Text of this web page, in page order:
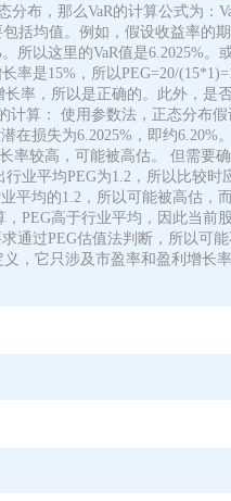
布，那么VaR的计算公式为：
括均值。例如，假设收益率的
所以这里的VaR值是6.2025%。
是15%，所以PEG=20/
率，所以是正确的。此外，是
算： 使用参数法，正态分布假
在损失为6.2025%，即约
率较高，可能被高估。 但需要
业平均PEG为1.2，所以比较
平均的1.2，所以可能被高估，
PEG高于行业平均，因此当前
通过PEG估值法判断，所以可
，它只涉及市盈率和盈利增长